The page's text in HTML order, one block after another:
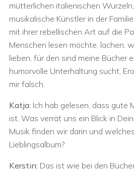
mütterlichen italienischen
musikalische Künstler in der
mit ihrer rebellischen Art auf die
Menschen lesen möchte, lachen,
lieben, für den sind meine Bücher
humorvolle Unterhaltung sucht,
mir falsch.
Katja: Ich hab gelesen, dass gute
ist. Was verrät uns ein Blick in
Musik finden wir darin und
Lieblingsalbum?
Kerstin: Das ist wie bei den